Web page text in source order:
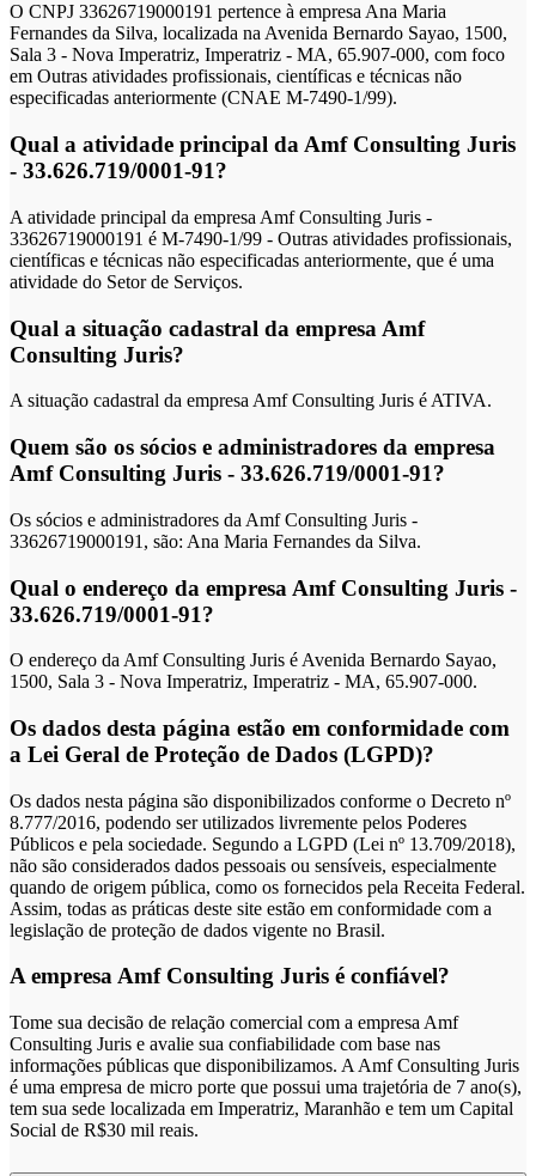
O CNPJ 33626719000191 pertence à empresa Ana Maria
Fernandes da Silva, localizada na Avenida Bernardo Sayao, 1500,
Sala 3 - Nova Imperatriz, Imperatriz - MA, 65.907-000, com foco
em Outras atividades profissionais, científicas e técnicas não
especificadas anteriormente (CNAE M-7490-1/99).
Qual a atividade principal da Amf Consulting Juris
- 33.626.719/0001-91?
A atividade principal da empresa Amf Consulting Juris -
33626719000191 é M-7490-1/99 - Outras atividades profissionais,
científicas e técnicas não especificadas anteriormente, que é uma
atividade do Setor de Serviços.
Qual a situação cadastral da empresa Amf
Consulting Juris?
A situação cadastral da empresa Amf Consulting Juris é ATIVA.
Quem são os sócios e administradores da empresa
Amf Consulting Juris - 33.626.719/0001-91?
Os sócios e administradores da Amf Consulting Juris -
33626719000191, são: Ana Maria Fernandes da Silva.
Qual o endereço da empresa Amf Consulting Juris -
33.626.719/0001-91?
O endereço da Amf Consulting Juris é Avenida Bernardo Sayao,
1500, Sala 3 - Nova Imperatriz, Imperatriz - MA, 65.907-000.
Os dados desta página estão em conformidade com
a Lei Geral de Proteção de Dados (LGPD)?
Os dados nesta página são disponibilizados conforme o Decreto nº
8.777/2016, podendo ser utilizados livremente pelos Poderes
Públicos e pela sociedade. Segundo a LGPD (Lei nº 13.709/2018),
não são considerados dados pessoais ou sensíveis, especialmente
quando de origem pública, como os fornecidos pela Receita Federal.
Assim, todas as práticas deste site estão em conformidade com a
legislação de proteção de dados vigente no Brasil.
A empresa Amf Consulting Juris é confiável?
Tome sua decisão de relação comercial com a empresa Amf
Consulting Juris e avalie sua confiabilidade com base nas
informações públicas que disponibilizamos. A Amf Consulting Juris
é uma empresa de micro porte que possui uma trajetória de 7 ano(s),
tem sua sede localizada em Imperatriz, Maranhão e tem um Capital
Social de R$30 mil reais.